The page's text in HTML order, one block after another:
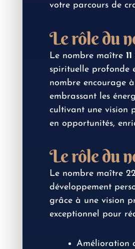
votre parcours de
Le rôle du
Le nombre maître 11
spirituelle profonde
nombre encourage
embrassant les
cultivant une vision
en opportunités,
Le rôle du
Le nombre maître
développement
grâce à une vision
exceptionnel pour
Amélioration